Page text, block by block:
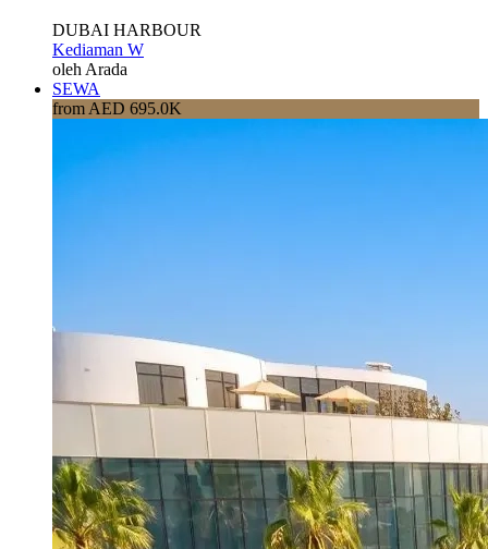
DUBAI HARBOUR
Kediaman W
oleh Arada
SEWA
from AED 695.0K